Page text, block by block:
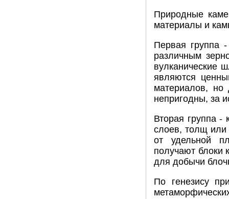
Природные
материалы и
Первая группа
различным
вулканические
являются
материалов, но
непригодны, за
Вторая группа
слоев, толщ или
от удельной
получают блоки
для добычи
По генезису